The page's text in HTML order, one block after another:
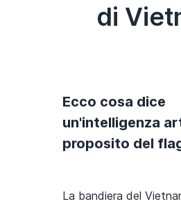
di
Ecco cosa dice
un'intelligenza
proposito del
La bandiera del